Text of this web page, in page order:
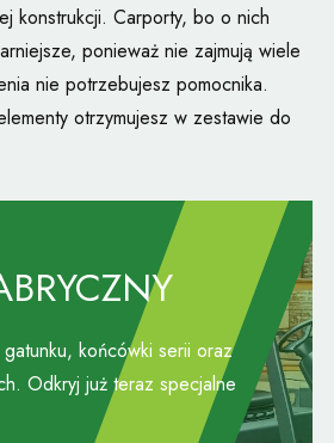
konstrukcji. Carporty, bo o nich
ponieważ nie zajmują wiele
nie potrzebujesz pomocnika.
otrzymujesz w zestawie do
od słońca dzięki
który jest skutecznie osłonięty
z drzew liści? Tak, to możliwe,
zadaszenia, czyli carportom.
stelaża i
końcówki serii oraz
Odkryj już teraz specjalne